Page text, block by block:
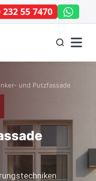
232 55 7470
und Putzfassade